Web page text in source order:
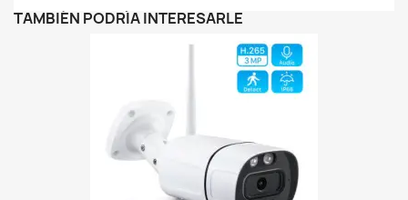
TAMBIÉN PODRÍA INTERESARLE